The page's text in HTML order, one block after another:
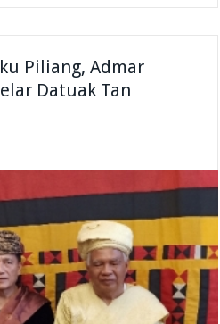
Piliang, Admar
Datuak Tan